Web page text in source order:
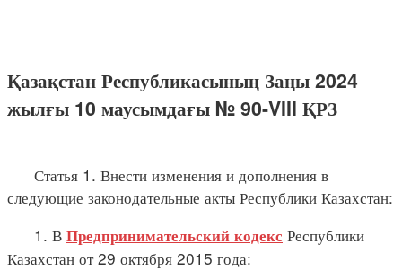
Қазақстан Республикасының Заңы 2024
жылғы 10 маусымдағы № 90-VIII ҚРЗ
Статья 1. Внести изменения и дополнения в
следующие законодательные акты Республики Казахстан:
1. В Предпринимательский кодекс Республики
Казахстан от 29 октября 2015 года: